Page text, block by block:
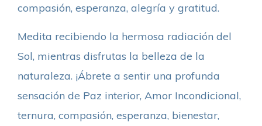
compasión, esperanza, alegría y gratitud.
Medita recibiendo la hermosa radiación del
Sol, mientras disfrutas la belleza de la
naturaleza. ¡Ábrete a sentir una profunda
sensación de Paz interior, Amor Incondicional,
ternura, compasión, esperanza, bienestar,